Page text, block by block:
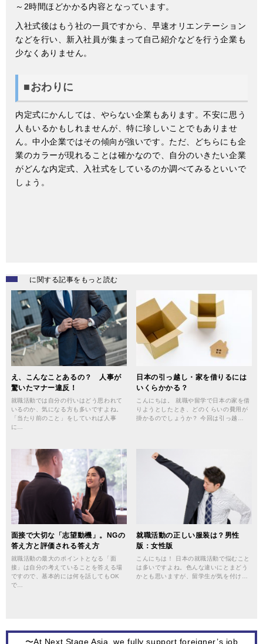
～2時間ほどかかる内容となっています。
入社式後はもう社の一員ですから、早速オリエンテーション
などを行い、新入社員が集まって自己紹介などを行う企業も
少なくありません。
■おわりに
内定式にかんしては、やらない企業もあります。不安に思う
人もいるかもしれませんが、特に珍しいことでもありませ
ん。中小企業ではその傾向が強いです。ただ、どちらにも企
業のカラーが現れることは確かなので、自分のいきたい企業
がどんな内定式、入社式をしているのか調べてみるといいで
しょう。
に関する記事をもっと読む
え、こんなことあるの？ 人事が
驚いたマナー違反！
就職活動では自分の行いはどう思われて
いるのか、気になる方も多いですよね。
「当たり前のこと」をしていれば人事
に…
日本の引っ越し・家を借りるには
いくらかかる？
こんにちは。 就職や留学で日本の家を借
りようとしたとき、どのくらいの費用が
掛かるのでしょうか？ 今回は引っ越…
面接で大切な「志望動機」。NGの
答え方と評価される答え方
就職活動の最大のポイントとなる「面
接」は自分の考えていることを答える場
ですので、基本的には何を話してもOK
で…
就職活動の正しい服装は？男性
版：女性版
こんにちは！ 日本の就職活動で悩むこと
は多いですよね。色んな違いにとまどう
かとも思いますが、留学生が気を付け…
〜At Next Stage Asia, we fully support foreigner’s job